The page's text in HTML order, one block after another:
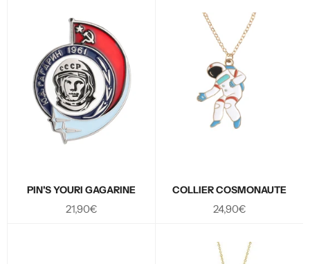
PIN'S YOURI GAGARINE
Prix
21,90€
COLLIER COSMONAUTE
Prix
24,90€